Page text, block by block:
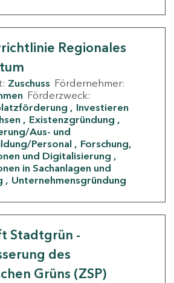
Regionales
Zuschuss Fördernehmer:
Förderzweck:
Investieren
Existenzgründung
Aus- und
Personal
Forschung,
und Digitalisierung
in Sachanlagen und
Unternehmensgründung
Stadtgrün -
des
Grüns (ZSP)